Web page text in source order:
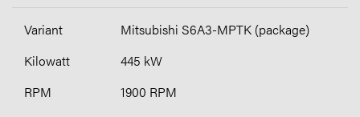
Mitsubishi S6A3-MPTK (package)
445 kW
1900 RPM